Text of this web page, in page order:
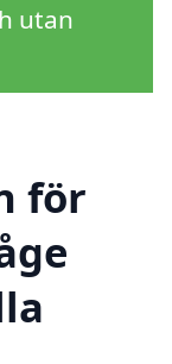
utan
för